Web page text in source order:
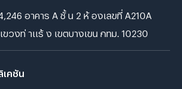
อาคาร A ชั้ น 2 ห้ องเลขที่ A210A
วงท่ าแร้ ง เขตบางเขน กทม. 10230
คชัน